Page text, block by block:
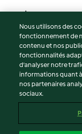
4.5 (77)
© Copyright 2026
Conditions
Politique de
Mentions légales
Nous utilisons des
fonctionnement de
contenu et nos
fonctionnalités
d’analyser notre
informations quant
nos partenaires
sociaux.